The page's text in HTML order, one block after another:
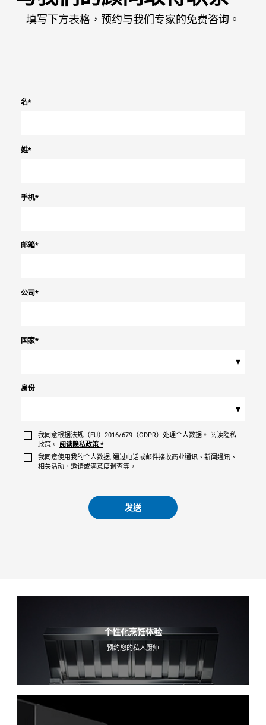
填写下方表格，预约与我们专家的免费咨询。
名*
姓*
手机*
邮箱*
公司*
国家*
▾
身份
▾
我同意根据法规（EU）2016/679（GDPR）处理个人数据。 阅读隐私
政策。 阅读隐私政策 *
我同意使用我的个人数据, 通过电话或邮件接收商业通讯、新闻通讯、
相关活动、邀请或满意度调查等。
发送
个性化烹饪体验
预约您的私人厨师